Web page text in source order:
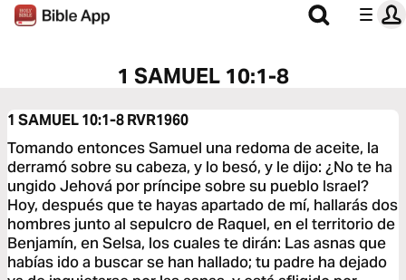
1 SAMUEL 10:1-8
1 SAMUEL 10:1-8RVR1960
Tomando entonces Samuel una redoma de aceite, la
derramó sobre su cabeza, y lo besó, y le dijo: ¿No te ha
ungido Jehová por príncipe sobre su pueblo Israel?
Hoy, después que te hayas apartado de mí, hallarás dos
hombres junto al sepulcro de Raquel, en el territorio de
Benjamín, en Selsa, los cuales te dirán: Las asnas que
habías ido a buscar se han hallado; tu padre ha dejado